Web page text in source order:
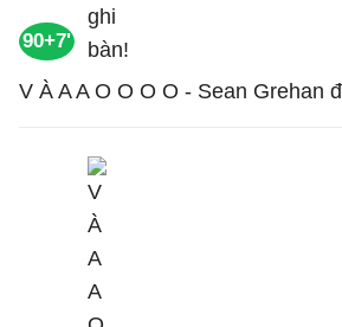
90+7'
V À A A O O O O - Sean Grehan